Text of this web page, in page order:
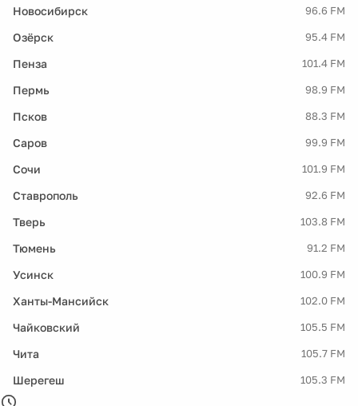
Новосибирск 96.6 FM
Озёрск 95.4 FM
Пенза 101.4 FM
Пермь 98.9 FM
Псков 88.3 FM
Саров 99.9 FM
Сочи 101.9 FM
Ставрополь 92.6 FM
Тверь 103.8 FM
Тюмень 91.2 FM
Усинск 100.9 FM
Ханты-Мансийск 102.0 FM
Чайковский 105.5 FM
Чита 105.7 FM
Шерегеш 105.3 FM